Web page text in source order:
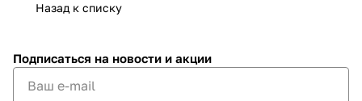
Назад к списку
Подписаться на новости и акции
без переплат
График платежей